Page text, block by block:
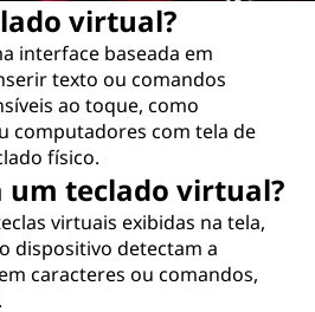
virtual?
interface baseada em
texto ou comandos
ao toque, como
computadores com tela de
físico.
um teclado virtual?
virtuais exibidas na tela,
dispositivo detectam a
caracteres ou comandos,